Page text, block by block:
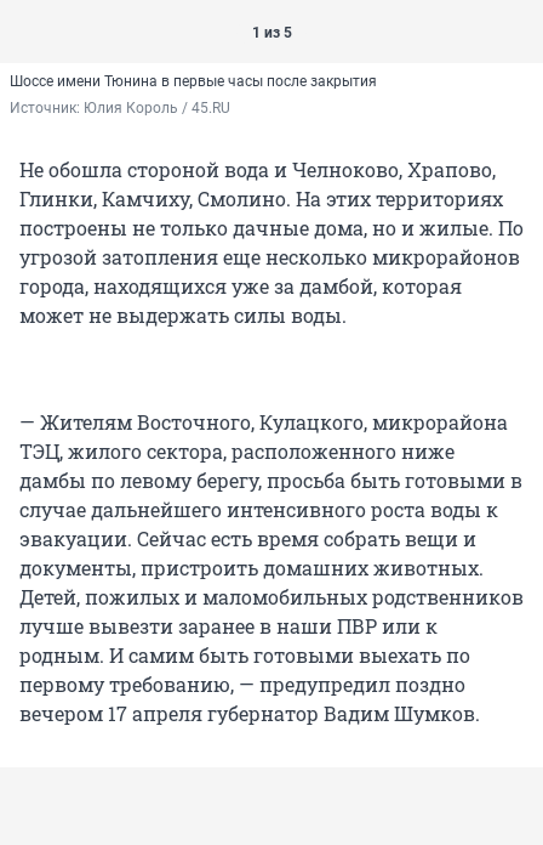
1 из 5
Шоссе имени Тюнина в первые часы после закрытия
Источник: Юлия Король / 45.RU
Не обошла стороной вода и Челноково, Храпово,
Глинки, Камчиху, Смолино. На этих территориях
построены не только дачные дома, но и жилые. По
угрозой затопления еще несколько микрорайонов
города, находящихся уже за дамбой, которая
может не выдержать силы воды.
— Жителям Восточного, Кулацкого, микрорайона
ТЭЦ, жилого сектора, расположенного ниже
дамбы по левому берегу, просьба быть готовыми в
случае дальнейшего интенсивного роста воды к
эвакуации. Сейчас есть время собрать вещи и
документы, пристроить домашних животных.
Детей, пожилых и маломобильных родственников
лучше вывезти заранее в наши ПВР или к
родным. И самим быть готовыми выехать по
первому требованию, — предупредил поздно
вечером 17 апреля губернатор Вадим Шумков.